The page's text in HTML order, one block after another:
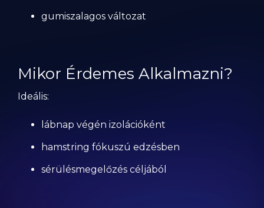
gumiszalagos változat
Mikor Érdemes Alkalmazni?
Ideális:
lábnap végén izolációként
hamstring fókuszú edzésben
sérülésmegelőzés céljából